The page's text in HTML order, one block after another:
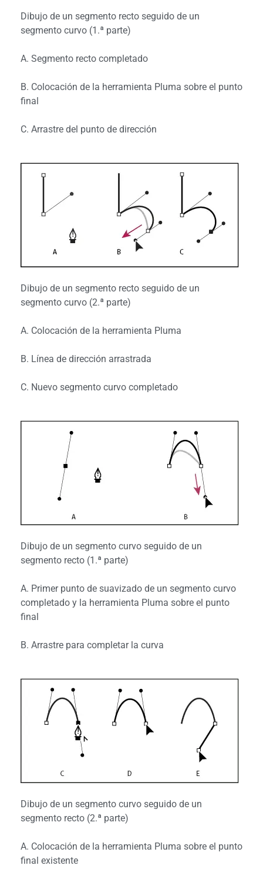
Dibujo de un segmento recto seguido de un
segmento curvo (1.ª parte)
A. Segmento recto completado
B. Colocación de la herramienta Pluma sobre el punto
final
C. Arrastre del punto de dirección
Dibujo de un segmento recto seguido de un
segmento curvo (2.ª parte)
A. Colocación de la herramienta Pluma
B. Línea de dirección arrastrada
C. Nuevo segmento curvo completado
Dibujo de un segmento curvo seguido de un
segmento recto (1.ª parte)
A. Primer punto de suavizado de un segmento curvo
completado y la herramienta Pluma sobre el punto
final
B. Arrastre para completar la curva
Dibujo de un segmento curvo seguido de un
segmento recto (2.ª parte)
A. Colocación de la herramienta Pluma sobre el punto
final existente